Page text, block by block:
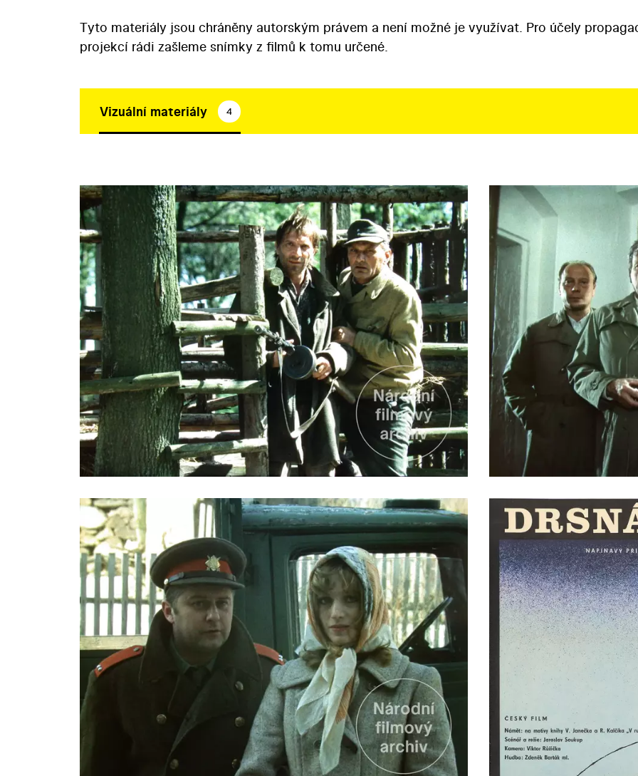
Tyto materiály jsou chráněny autorským právem a není možné je využívat. Pro účely
projekcí rádi zašleme snímky z filmů k tomu určené.
Vizuální materiály 4